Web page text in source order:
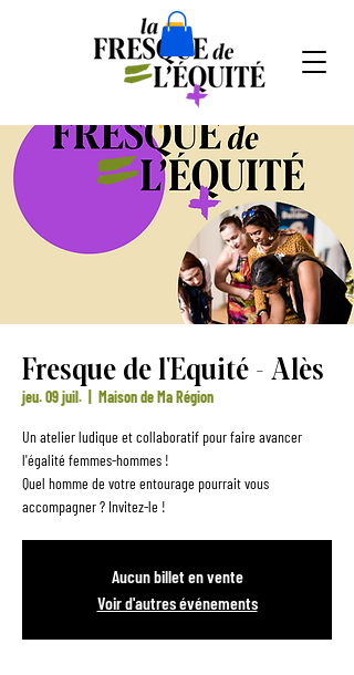
Fresque de l'Equité - Alès
jeu. 09 juil. Maison de Ma Région
Un atelier ludique et collaboratif pour faire avancer
l'égalité femmes-hommes !
Quel homme de votre entourage pourrait vous
accompagner ? Invitez-le !
Aucun billet en vente
Voir d'autres événements